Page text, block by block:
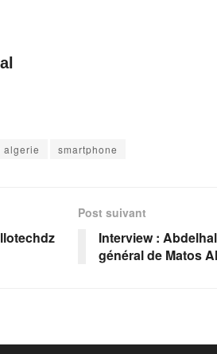
algerie smartphone
Post suivant
Interview :
général de Matos